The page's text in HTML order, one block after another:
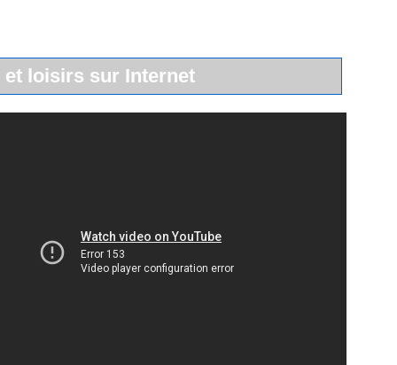
et loisirs sur Internet